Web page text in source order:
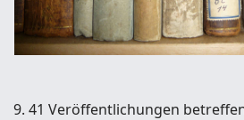
9. 41 Veröffentlichungen